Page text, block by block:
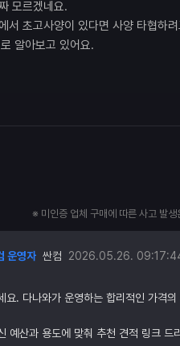
모르겠네요.
서 초고사양이 있다면 사양 타협하
알아보고 있어요.
※ 미인증 업체 구매에 따른 사고 발
운영자 싼컴 2026.05.26.
요. 다나와가 운영하는 합리적인 가격
예산과 용도에 맞춰 추천 견적 링크